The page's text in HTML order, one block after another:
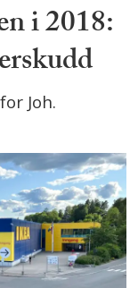
i 2018:
Joh.